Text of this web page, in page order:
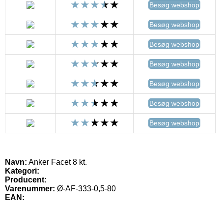
Besøg webshop
Besøg webshop
Besøg webshop
Besøg webshop
Besøg webshop
Besøg webshop
Besøg webshop
Navn: Anker Facet 8 kt.
Kategori:
Producent:
Varenummer: Ø-AF-333-0,5-80
EAN: